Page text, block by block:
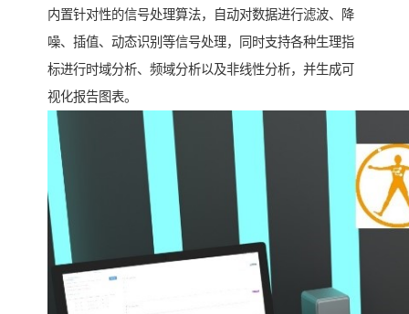
内置针对性的信号处理算法，自动对数据进行滤波、降
噪、插值、动态识别等信号处理，同时支持各种生理指
标进行时域分析、频域分析以及非线性分析，并生成可
视化报告图表。